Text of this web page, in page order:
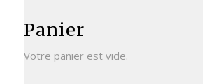
Panier
Votre panier est vide.